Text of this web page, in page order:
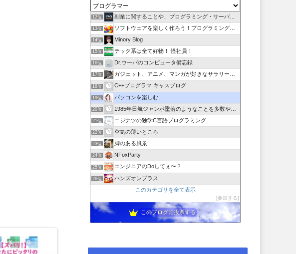
12位 副業に関することや、プログラミング・サーバー関係
13位 ソフトウェアを楽しく作ろう！プログラミング言語【C#】を学ぶ
14位 Minory Blog
15位 テック系は全て好物！ 怪社員！
16位 Dr.ウーパのコンピュータ備忘録
17位 ガジェット、アニメ、マンガが好きなサラリーマンブログです。
18位 C++プログラマ キャスブログ
19位 パソコンを楽しむ
20位 1985年日航ジャンボ墜落のようなことを多数やらせるのは誰か
21位 ニジナツの独学C言語プログラミング
22位 空気の薄いところ
23位 脚のある風景
24位 NFoxParty
25位 エンジニアのDoしてぇ〜？
26位
ハンズオンプラス
このカテゴリを全て表示
参加する
このブログに投票する